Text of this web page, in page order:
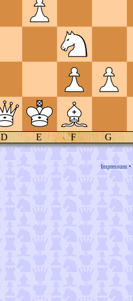
D E F G
Impressum •